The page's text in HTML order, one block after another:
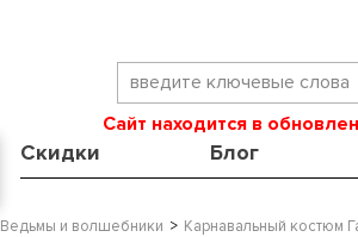
Сайт находится в
Скидки Блог
Ведьмы и волшебники Карнавальный костюм